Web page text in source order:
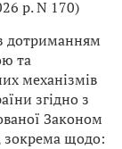
р. N 170)
дотриманням
та
механізмів
згідно з
Законом
зокрема щодо: